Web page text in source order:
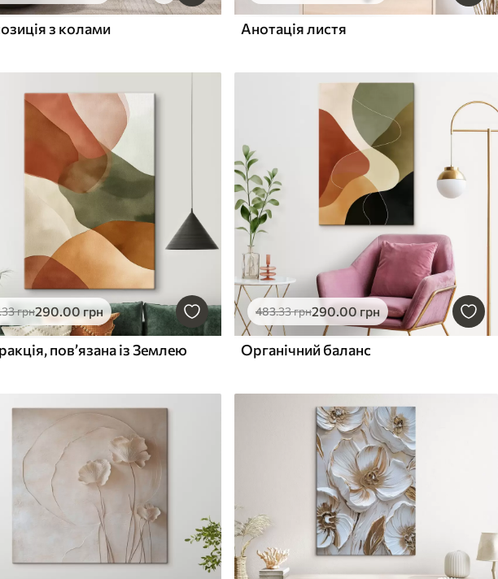
з колами Анотація листя
.33грн290.00 грн
пов’язана із Землею
483.33грн290.00 грн
Органічний баланс